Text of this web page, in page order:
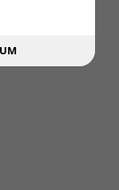
été fait en
compétent est